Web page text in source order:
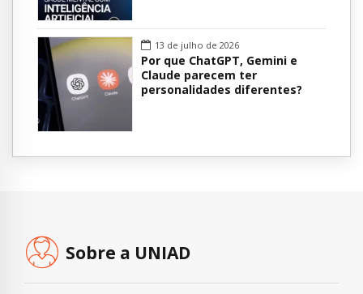
13 de julho de 2026
Por que ChatGPT, Gemini e
Claude parecem ter
personalidades diferentes?
Sobre a UNIAD